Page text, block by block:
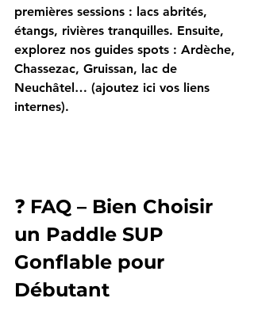
premières sessions : lacs abrités,
étangs, rivières tranquilles. Ensuite,
explorez nos guides spots : Ardèche,
Chassezac, Gruissan, lac de
Neuchâtel… (ajoutez ici vos liens
internes).
❓ FAQ – Bien Choisir
un Paddle SUP
Gonflable pour
Débutant